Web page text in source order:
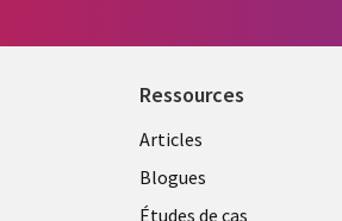
Ressources
Articles
Blogues
Études de cas